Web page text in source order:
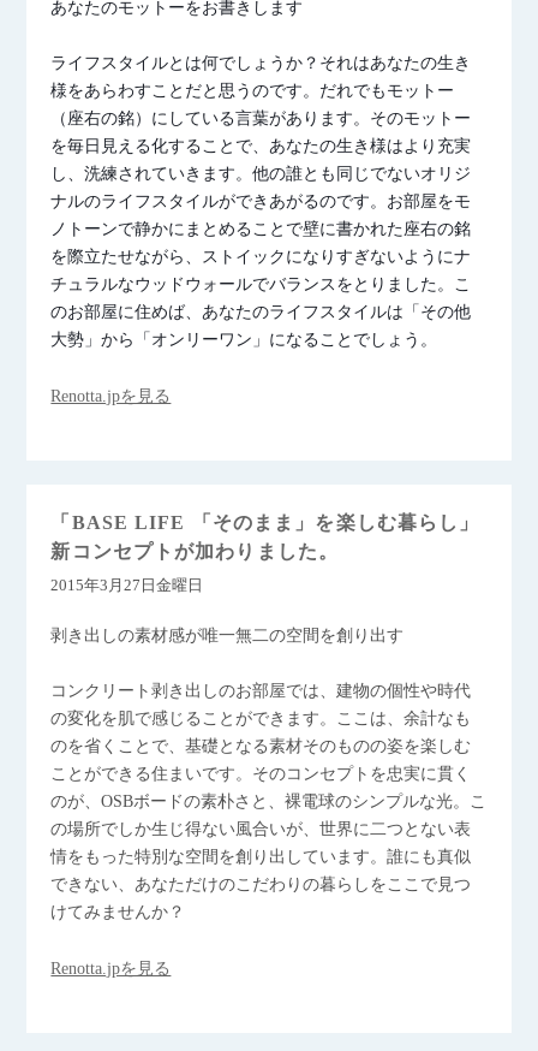
あなたのモットーをお書きします
ライフスタイルとは何でしょうか？それはあなたの生き
様をあらわすことだと思うのです。だれでもモットー
（座右の銘）にしている言葉があります。そのモットー
を毎日見える化することで、あなたの生き様はより充実
し、洗練されていきます。他の誰とも同じでないオリジ
ナルのライフスタイルができあがるのです。お部屋をモ
ノトーンで静かにまとめることで壁に書かれた座右の銘
を際立たせながら、ストイックになりすぎないようにナ
チュラルなウッドウォールでバランスをとりました。こ
のお部屋に住めば、あなたのライフスタイルは「その他
大勢」から「オンリーワン」になることでしょう。
Renotta.jpを見る
「BASE LIFE 「そのまま」を楽しむ暮らし」
新コンセプトが加わりました。
2015年3月27日金曜日
剥き出しの素材感が唯一無二の空間を創り出す
コンクリート剥き出しのお部屋では、建物の個性や時代
の変化を肌で感じることができます。ここは、余計なも
のを省くことで、基礎となる素材そのものの姿を楽しむ
ことができる住まいです。そのコンセプトを忠実に貫く
のが、OSBボードの素朴さと、裸電球のシンプルな光。こ
の場所でしか生じ得ない風合いが、世界に二つとない表
情をもった特別な空間を創り出しています。誰にも真似
できない、あなただけのこだわりの暮らしをここで見つ
けてみませんか？
Renotta.jpを見る